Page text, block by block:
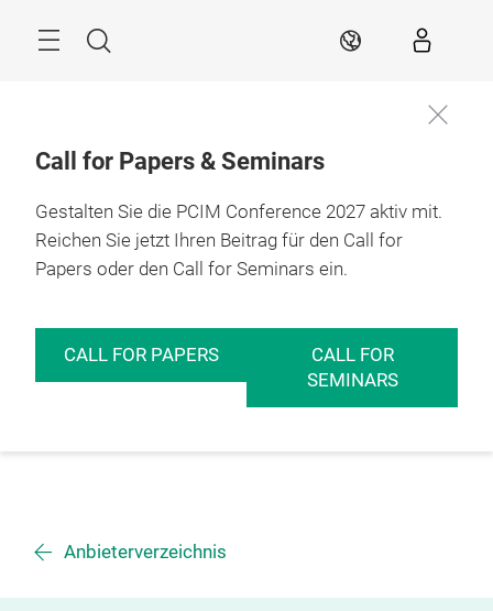
Suche DE
Call for Papers & Seminars
Gestalten Sie die PCIM Conference 2027 aktiv mit.
Reichen Sie jetzt Ihren Beitrag für den Call for
Papers oder den Call for Seminars ein.
CALL FOR PAPERS
CALL FOR
SEMINARS
Anbieterverzeichnis